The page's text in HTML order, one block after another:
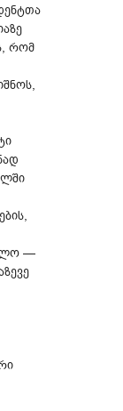
რომ
—